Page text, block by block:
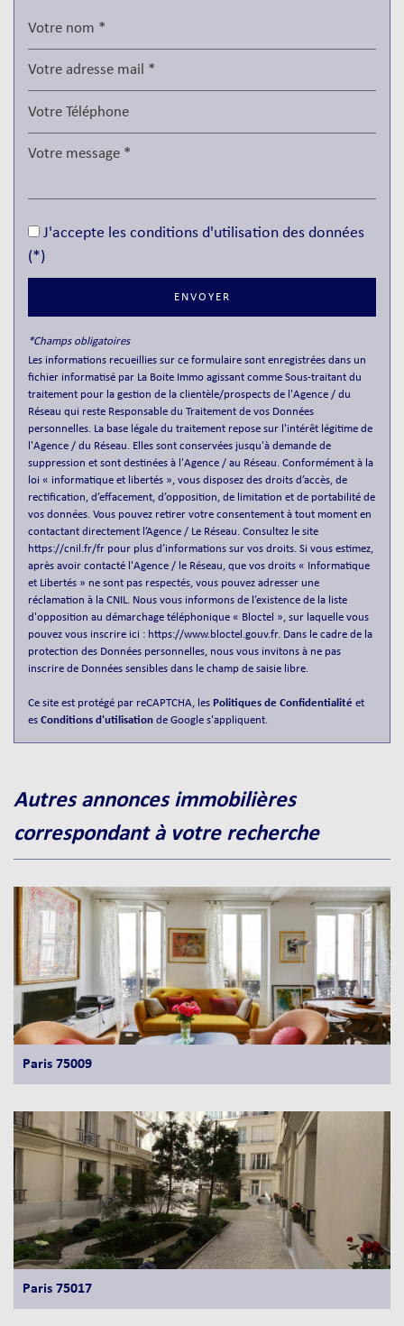
Enseignement supérieur
Bureau de poste
statistiques
Propriétaires (vs. locataires)
Taxe habitation 13,38 %
Taxe foncière 8,37 %
Habitants de moins de 25 ans
Habitants de 25 à 55 ans
Habitants de plus de 55 ans 25,06 %
Nombre d'enfants par famille
Familles sans enfant
Familles avec 1 ou 2 enfants 0 %
Maisons
Appartements 99,43 %
Familles avec 3 enfants
J'accepte les conditions d'utilisation des données
(*)
ENVOYER
*Champs obligatoires
Les informations recueillies sur ce formulaire sont enregistrées dans un
fichier informatisé par La Boite Immo agissant comme Sous-traitant du
traitement pour la gestion de la clientèle/prospects de l'Agence / du
Réseau qui reste Responsable du Traitement de vos Données
personnelles. La base légale du traitement repose sur l'intérêt légitime de
l'Agence / du Réseau. Elles sont conservées jusqu'à demande de
suppression et sont destinées à l'Agence / au Réseau. Conformément à la
loi « informatique et libertés », vous disposez des droits d’accès, de
rectification, d’effacement, d’opposition, de limitation et de portabilité de
vos données. Vous pouvez retirer votre consentement à tout moment en
contactant directement l’Agence / Le Réseau. Consultez le site
https://cnil.fr/fr pour plus d’informations sur vos droits. Si vous estimez,
après avoir contacté l'Agence / le Réseau, que vos droits « Informatique
et Libertés » ne sont pas respectés, vous pouvez adresser une
réclamation à la CNIL. Nous vous informons de l’existence de la liste
d'opposition au démarchage téléphonique « Bloctel », sur laquelle vous
pouvez vous inscrire ici : https://www.bloctel.gouv.fr. Dans le cadre de la
protection des Données personnelles, nous vous invitons à ne pas
inscrire de Données sensibles dans le champ de saisie libre.
Ce site est protégé par reCAPTCHA, les Politiques de Confidentialité et
es Conditions d'utilisation de Google s'appliquent.
autres annonces immobilières
correspondant à votre recherche
Paris 75009
Paris 75017